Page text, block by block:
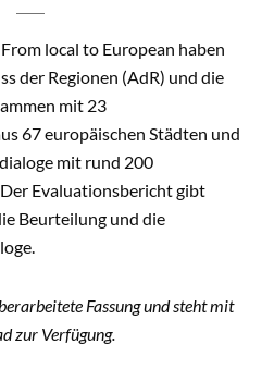
local to European haben
der Regionen (AdR) und die
mit 23
67 europäischen Städten und
mit rund 200
Evaluationsbericht gibt
Beurteilung und die
Fassung und steht mit
zur Verfügung.